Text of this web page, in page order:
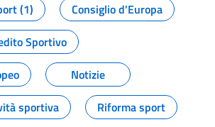
(1)
Consiglio d'Europa
Sportivo
Notizie
sportiva
Riforma sport